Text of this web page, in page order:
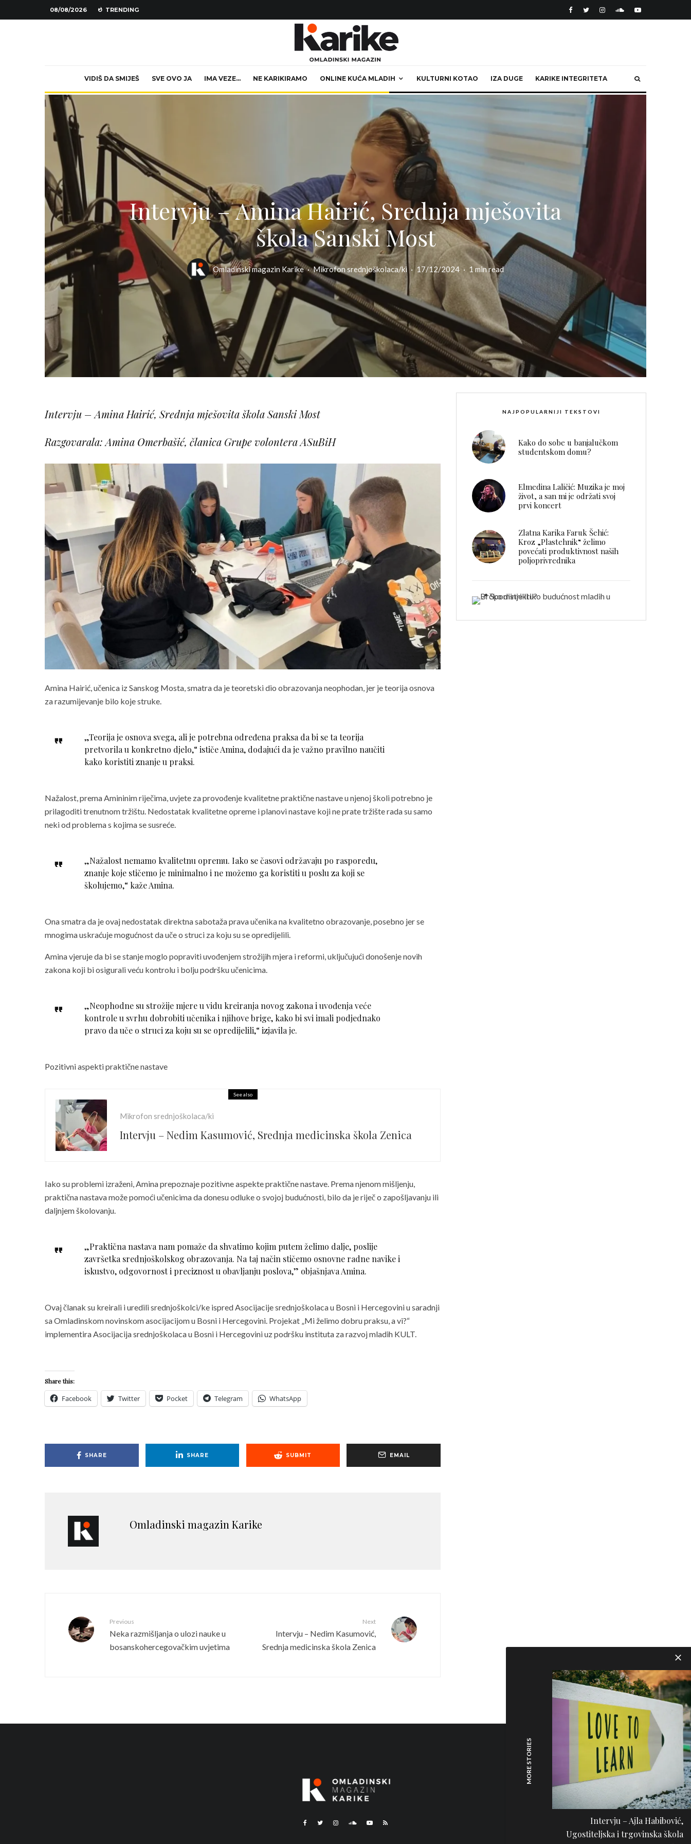
08/08/2026 TRENDING
VIDIŠ DA SMIJEŠ SVE OVO JA IMA VEZE… NE KARIKIRAMO ONLINE KUĆA MLADIH KULTURNI KOTAO IZA DUGE KARIKE INTEGRITETA
Intervju – Amina Hairić, Srednja mješovita
škola Sanski Most
Omladinski magazin Karike · Mikrofon srednjoškolaca/ki · 17/12/2024 · 1 min read
Intervju – Amina Hairić, Srednja mješovita škola Sanski Most
Razgovarala: Amina Omerbašić, članica Grupe volontera ASuBiH
Amina Hairić, učenica iz Sanskog Mosta, smatra da je teoretski dio obrazovanja neophodan, jer je teorija osnova
za razumijevanje bilo koje struke.
„Teorija je osnova svega, ali je potrebna određena praksa da bi se ta teorija
pretvorila u konkretno djelo,“ ističe Amina, dodajući da je važno pravilno naučiti
kako koristiti znanje u praksi.
Nažalost, prema Amininim riječima, uvjete za provođenje kvalitetne praktične nastave u njenoj školi potrebno je
prilagoditi trenutnom tržištu. Nedostatak kvalitetne opreme i planovi nastave koji ne prate tržište rada su samo
neki od problema s kojima se susreće.
„Nažalost nemamo kvalitetnu opremu. Iako se časovi održavaju po rasporedu,
znanje koje stičemo je minimalno i ne možemo ga koristiti u poslu za koji se
školujemo,“ kaže Amina.
Ona smatra da je ovaj nedostatak direktna sabotaža prava učenika na kvalitetno obrazovanje, posebno jer se
mnogima uskraćuje mogućnost da uče o struci za koju su se opredijelili.
Amina vjeruje da bi se stanje moglo popraviti uvođenjem strožijih mjera i reformi, uključujući donošenje novih
zakona koji bi osigurali veću kontrolu i bolju podršku učenicima.
„Neophodne su strožije mjere u vidu kreiranja novog zakona i uvođenja veće
kontrole u svrhu dobrobiti učenika i njihove brige, kako bi svi imali podjednako
pravo da uče o struci za koju su se opredijelili,“ izjavila je.
Pozitivni aspekti praktične nastave
See also
Mikrofon srednjoškolaca/ki
Intervju – Nedim Kasumović, Srednja medicinska škola Zenica
Iako su problemi izraženi, Amina prepoznaje pozitivne aspekte praktične nastave. Prema njenom mišljenju,
praktična nastava može pomoći učenicima da donesu odluke o svojoj budućnosti, bilo da je riječ o zapošljavanju ili
daljnjem školovanju.
„Praktična nastava nam pomaže da shvatimo kojim putem želimo dalje, poslije
završetka srednjoškolskog obrazovanja. Na taj način stičemo osnovne radne navike i
iskustvo, odgovornost i preciznost u obavljanju poslova,” objašnjava Amina.
Ovaj članak su kreirali i uredili srednjoškolci/ke ispred Asocijacije srednjoškolaca u Bosni i Hercegovini u saradnji
sa Omladinskom novinskom asocijacijom u Bosni i Hercegovini. Projekat „Mi želimo dobru praksu, a vi?“
implementira Asocijacija srednjoškolaca u Bosni i Hercegovini uz podršku instituta za razvoj mladih KULT.
Share this:
Facebook Twitter Pocket Telegram WhatsApp
SHARE SHARE SUBMIT EMAIL
Omladinski magazin Karike
Previous
Neka razmišljanja o ulozi nauke u
bosanskohercegovačkim uvjetima
Next
Intervju – Nedim Kasumović,
Srednja medicinska škola Zenica
NAJPOPULARNIJI TEKSTOVI
Kako do sobe u banjalučkom
studentskom domu?
Elmedina Laličić: Muzika je moj
život, a san mi je održati svoj
prvi koncert
Zlatna Karika Faruk Šehić:
Kroz „Plastehnik“ želimo
povećati produktivnost naših
poljoprivrednika
MORE STORIES
Intervju – Ajla Habibović,
Ugostiteljska i trgovinska škola